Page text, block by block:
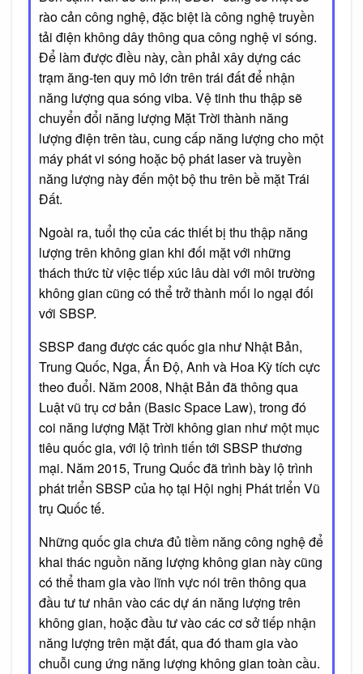
rào cản công nghệ, đặc biệt là công nghệ truyền
tải điện không dây thông qua công nghệ vi sóng.
Để làm được điều này, cần phải xây dựng các
trạm ăng-ten quy mô lớn trên trái đất để nhận
năng lượng qua sóng viba. Vệ tinh thu thập sẽ
chuyển đổi năng lượng Mặt Trời thành năng
lượng điện trên tàu, cung cấp năng lượng cho một
máy phát vi sóng hoặc bộ phát laser và truyền
năng lượng này đến một bộ thu trên bề mặt Trái
Đất.
Ngoài ra, tuổi thọ của các thiết bị thu thập năng
lượng trên không gian khi đối mặt với những
thách thức từ việc tiếp xúc lâu dài với môi trường
không gian cũng có thể trở thành mối lo ngại đối
với SBSP.
SBSP đang được các quốc gia như Nhật Bản,
Trung Quốc, Nga, Ấn Độ, Anh và Hoa Kỳ tích cực
theo đuổi. Năm 2008, Nhật Bản đã thông qua
Luật vũ trụ cơ bản (Basic Space Law), trong đó
coi năng lượng Mặt Trời không gian như một mục
tiêu quốc gia, với lộ trình tiến tới SBSP thương
mại. Năm 2015, Trung Quốc đã trình bày lộ trình
phát triển SBSP của họ tại Hội nghị Phát triển Vũ
trụ Quốc tế.
Những quốc gia chưa đủ tiềm năng công nghệ để
khai thác nguồn năng lượng không gian này cũng
có thể tham gia vào lĩnh vực nói trên thông qua
đầu tư tư nhân vào các dự án năng lượng trên
không gian, hoặc đầu tư vào các cơ sở tiếp nhận
năng lượng trên mặt đất, qua đó tham gia vào
chuỗi cung ứng năng lượng không gian toàn cầu.